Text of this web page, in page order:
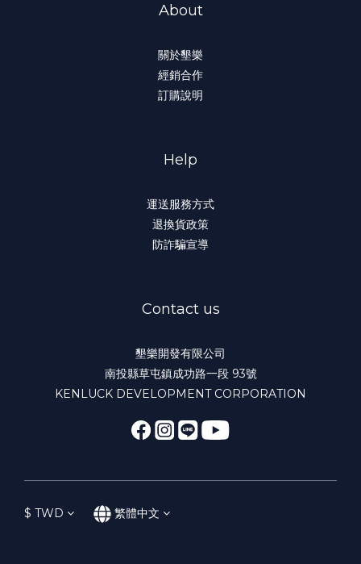
About
關於墾樂
經銷合作
訂購說明
Help
運送服務方式
退換貨政策
防詐騙宣導
Contact us
墾樂開發有限公司
南投縣草屯鎮成功路一段 93號
KENLUCK DEVELOPMENT CORPORATION
$ TWD 繁體中文